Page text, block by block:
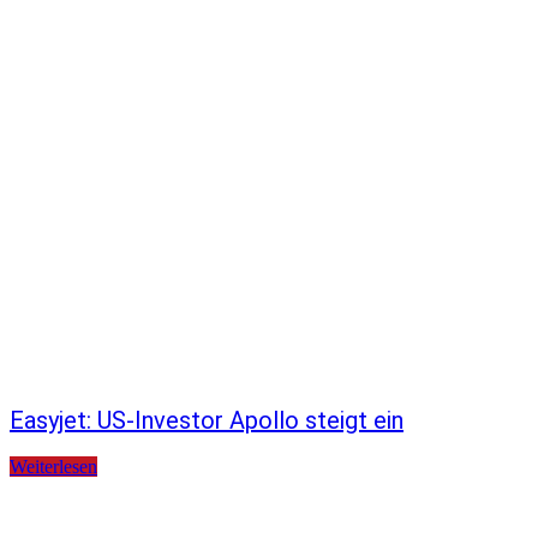
Easyjet: US-Investor Apollo steigt ein
Weiterlesen